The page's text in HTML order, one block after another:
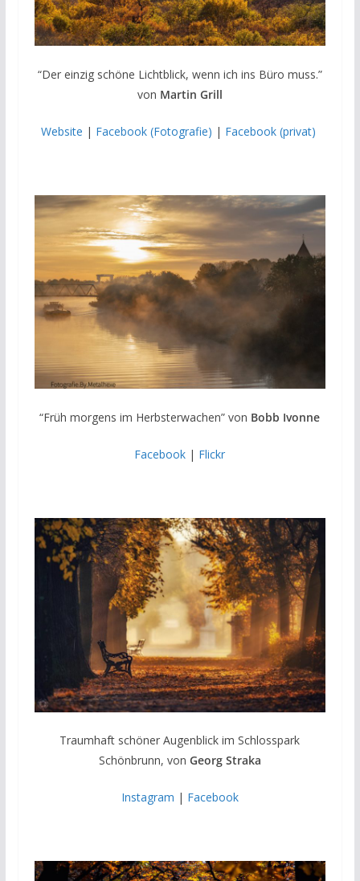
“Der einzig schöne Lichtblick, wenn ich ins Büro muss.”
von Martin Grill
Website | Facebook (Fotografie) | Facebook (privat)
“Früh morgens im Herbsterwachen” von Bobb Ivonne
Facebook | Flickr
Traumhaft schöner Augenblick im Schlosspark
Schönbrunn, von Georg Straka
Instagram | Facebook